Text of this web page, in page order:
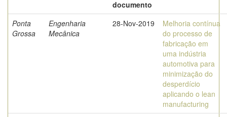
documento
Ponta
Grossa
Engenharia
Mecânica
28-Nov-2019
Melhoria contínua
do processo de
fabricação em
uma indústria
automotiva para
minimização do
desperdício
aplicando o lean
manufacturing